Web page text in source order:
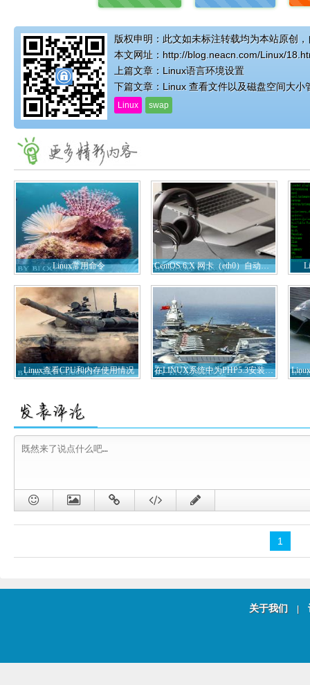
版权申明：此文如未标注转载均为本站原创
本文网址： http://blog.neacn.com/Linux/
上篇文章： Linux语言环境设置
下篇文章： Linux 查看文件以及磁盘空间大小
Linux swap
Linux常用命令 CentOS 6.X 网卡（eth0）自动激活方法
Linux查看CPU和内存使用情况 在LINUX系统中为PHP5.3安装ZEND GUARD LOADER
1
关于我们 |